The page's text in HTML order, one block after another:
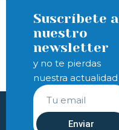
Suscríbete a
nuestro
newsletter
y no te pierdas
nuestra actualidad
Enviar